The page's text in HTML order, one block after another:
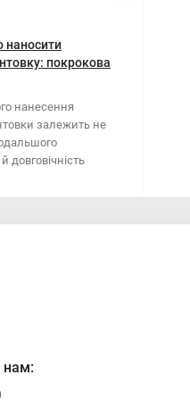
наносити
покрокова
нанесення
залежить не
довговічність
нам: